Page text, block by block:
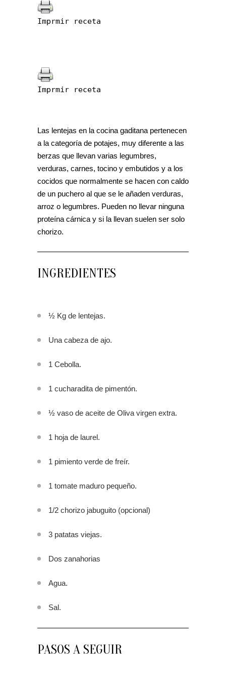
Imprmir receta
Imprmir receta
Las lentejas en la cocina gaditana pertenecen
a la categoría de potajes, muy diferente a las
berzas que llevan varias legumbres,
verduras, carnes, tocino y embutidos y a los
cocidos que normalmente se hacen con caldo
de un puchero al que se le añaden verduras,
arroz o legumbres. Pueden no llevar ninguna
proteína cárnica y si la llevan suelen ser solo
chorizo.
INGREDIENTES
½ Kg de lentejas.
Una cabeza de ajo.
1 Cebolla.
1 cucharadita de pimentón.
½ vaso de aceite de Oliva virgen extra.
1 hoja de laurel.
1 pimiento verde de freír.
1 tomate maduro pequeño.
1/2 chorizo jabuguito (opcional)
3 patatas viejas.
Dos zanahorias
Agua.
Sal.
PASOS A SEGUIR